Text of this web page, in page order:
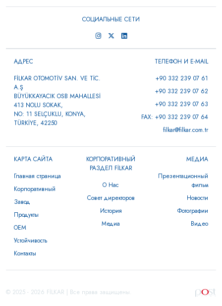
СОЦИАЛЬНЫЕ СЕТИ
АДРЕС
FİLKAR OTOMOTİV SAN. VE TİC.
A.Ş
BÜYÜKKAYACIK OSB MAHALLESİ
413 NOLU SOKAK,
NO: 11 SELÇUKLU, KONYA,
TÜRKİYE, 42250
ТЕЛЕФОН И E-MAIL
+90 332 239 07 61
+90 332 239 07 62
+90 332 239 07 63
FAX: +90 332 239 07 64
filkar@filkar.com.tr
КАРТА САЙТА
Главная страница
Корпоративный
Завод
Продукты
OEM
Устойчивость
Контакты
КОРПОРАТИВНЫЙ
РАЗДЕЛ FİLKAR
О Нас
Совет директоров
История
Медиа
МЕДИА
Презентационный
фильм
Новости
Фотографии
Видео
© 2025 - 2026 FİLKAR | Все права защищены.